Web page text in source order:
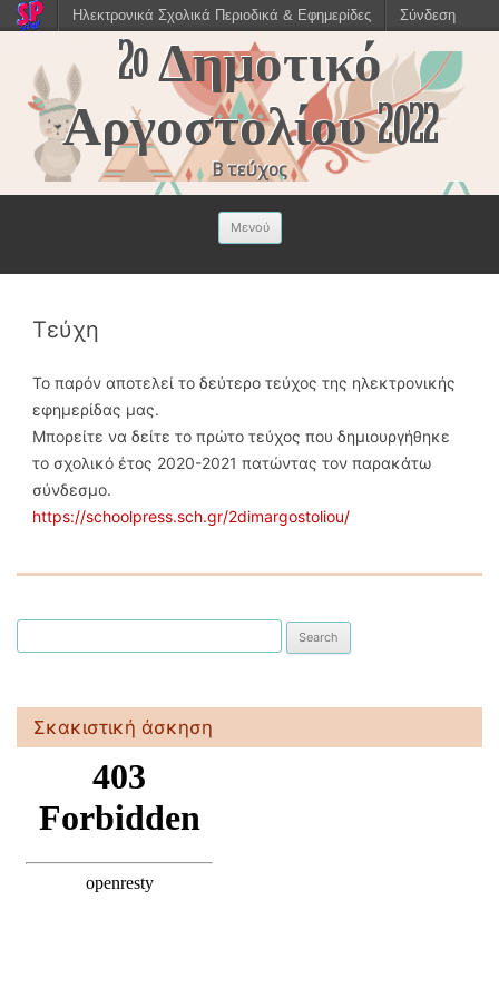
2o Δημοτικό
Αργοστολίου 2022
Β τεύχος
Μενού
Τεύχη
Το παρόν αποτελεί το δεύτερο τεύχος της ηλεκτρονικής
εφημερίδας μας.
Μπορείτε να δείτε το πρώτο τεύχος που δημιουργήθηκε
το σχολικό έτος 2020-2021 πατώντας τον παρακάτω
σύνδεσμο.
https://schoolpress.sch.gr/2dimargostoliou/
Σκακιστική άσκηση
Ηλεκτρονικά Σχολικά Περιοδικά & Εφημερίδες Σύνδεση